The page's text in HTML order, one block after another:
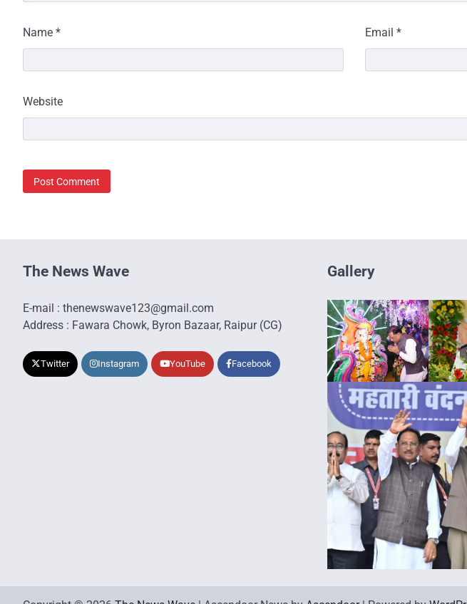
Name * Email *
Website
The News Wave
E-mail : thenewswave123@gmail.com
Address : Fawara Chowk, Byron Bazaar, Raipur (CG)
Twitter Instagram YouTube Facebook
Gallery